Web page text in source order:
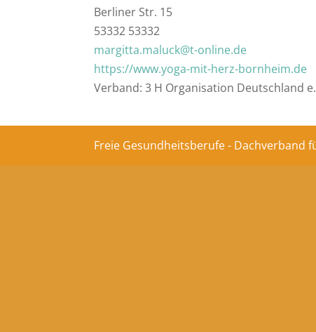
Berliner Str. 15
53332 53332
margitta.maluck@t-online.de
https://www.yoga-mit-herz-bornheim.de
Verband: 3 H Organisation Deutschland
Freie Gesundheitsberufe - Dachverband